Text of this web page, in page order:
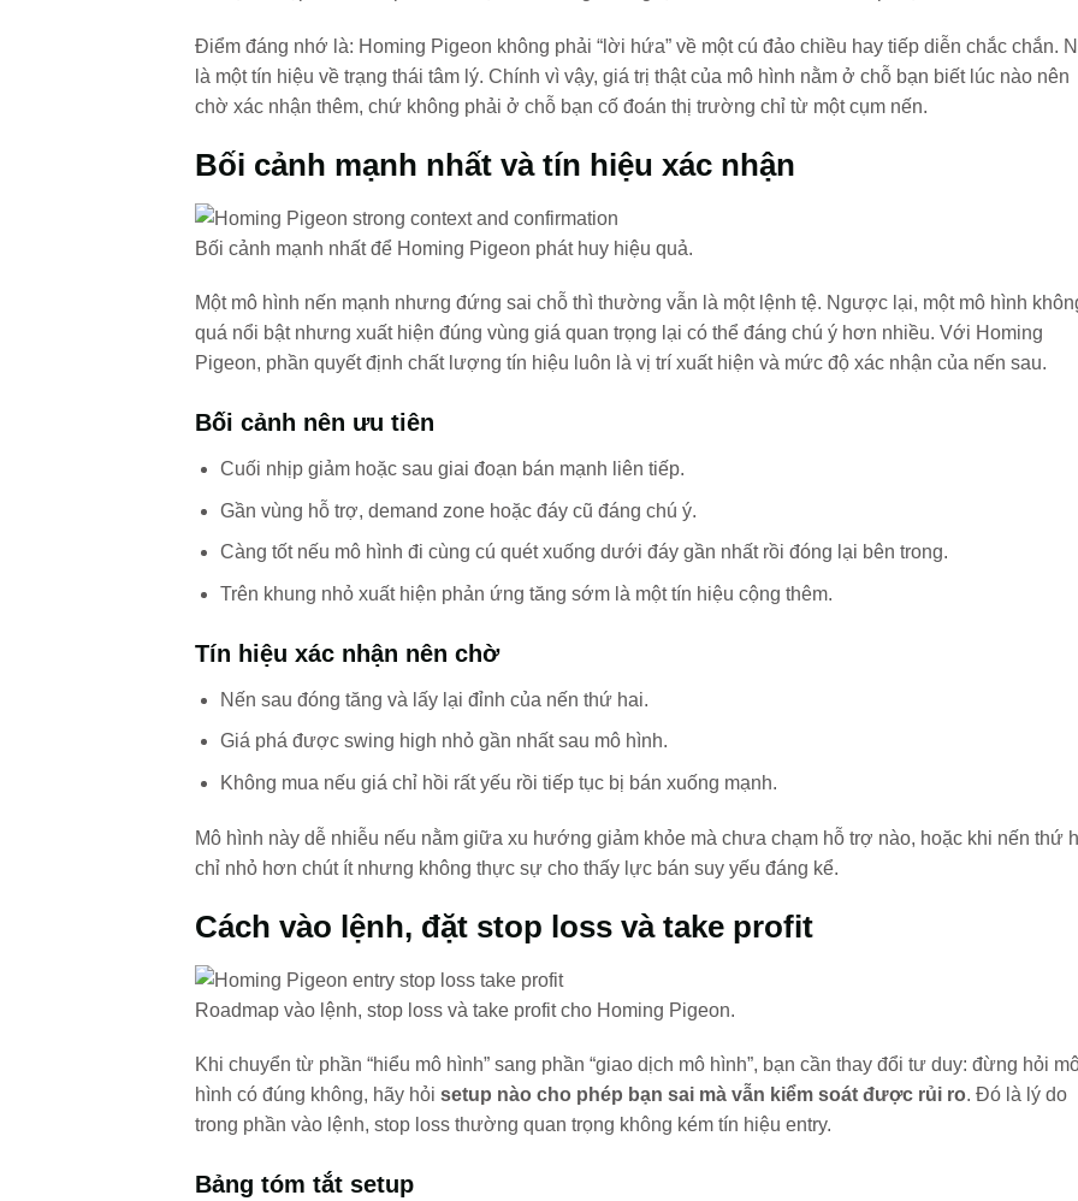
Điểm đáng nhớ là: Homing Pigeon không phải “lời hứa” về một cú đảo chiều hay tiếp diễn chắc chắn.
là một tín hiệu về trạng thái tâm lý. Chính vì vậy, giá trị thật của mô hình nằm ở chỗ bạn biết lúc nào nên
chờ xác nhận thêm, chứ không phải ở chỗ bạn cố đoán thị trường chỉ từ một cụm nến.
Bối cảnh mạnh nhất và tín hiệu xác nhận
Bối cảnh mạnh nhất để Homing Pigeon phát huy hiệu quả.
Một mô hình nến mạnh nhưng đứng sai chỗ thì thường vẫn là một lệnh tệ. Ngược lại, một mô hình
quá nổi bật nhưng xuất hiện đúng vùng giá quan trọng lại có thể đáng chú ý hơn nhiều. Với Homing
Pigeon, phần quyết định chất lượng tín hiệu luôn là vị trí xuất hiện và mức độ xác nhận của nến sau.
Bối cảnh nên ưu tiên
Cuối nhịp giảm hoặc sau giai đoạn bán mạnh liên tiếp.
Gần vùng hỗ trợ, demand zone hoặc đáy cũ đáng chú ý.
Càng tốt nếu mô hình đi cùng cú quét xuống dưới đáy gần nhất rồi đóng lại bên trong.
Trên khung nhỏ xuất hiện phản ứng tăng sớm là một tín hiệu cộng thêm.
Tín hiệu xác nhận nên chờ
Nến sau đóng tăng và lấy lại đỉnh của nến thứ hai.
Giá phá được swing high nhỏ gần nhất sau mô hình.
Không mua nếu giá chỉ hồi rất yếu rồi tiếp tục bị bán xuống mạnh.
Mô hình này dễ nhiễu nếu nằm giữa xu hướng giảm khỏe mà chưa chạm hỗ trợ nào, hoặc khi nến thứ
chỉ nhỏ hơn chút ít nhưng không thực sự cho thấy lực bán suy yếu đáng kể.
Cách vào lệnh, đặt stop loss và take profit
Roadmap vào lệnh, stop loss và take profit cho Homing Pigeon.
Khi chuyển từ phần “hiểu mô hình” sang phần “giao dịch mô hình”, bạn cần thay đổi tư duy: đừng hỏi
hình có đúng không, hãy hỏi setup nào cho phép bạn sai mà vẫn kiểm soát được rủi ro. Đó là lý do
trong phần vào lệnh, stop loss thường quan trọng không kém tín hiệu entry.
Bảng tóm tắt setup